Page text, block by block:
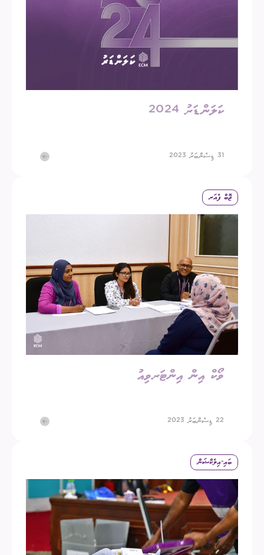
ކަލަންޑަރު 2024
31 ޑިސެންބަރު 2023
ޖޮބް ފެއަރ
ވޯކް އިން އިންޓަރވިއު
22 ޑިސެންބަރު 2023
ބައި-އިލެކްޝަން